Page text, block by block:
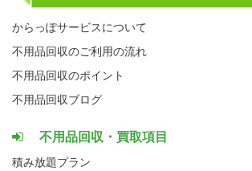
からっぽサービスについて
不用品回収のご利用の流れ
不用品回収のポイント
不用品回収ブログ
不用品回収・買取項目
積み放題プラン